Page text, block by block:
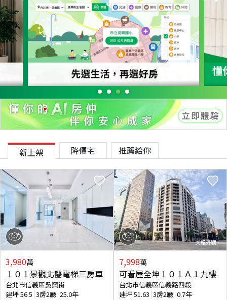
新上架 降價宅 推薦給你
3,980萬
１０１景觀北醫電梯三房車
台北市信義區吳興街
建坪56.5 3房2廳 25.0年
7,998萬
可看屋全坤１０１Ａ１九樓
台北市信義區信義路四段
建坪51.63 3房2廳 0.7年